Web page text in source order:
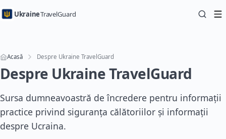
UkraineTravelGuard
Acasă Despre Ukraine TravelGuard
Despre Ukraine TravelGuard
Sursa dumneavoastră de încredere pentru informații
practice privind siguranța călătoriilor și informații
despre Ucraina.